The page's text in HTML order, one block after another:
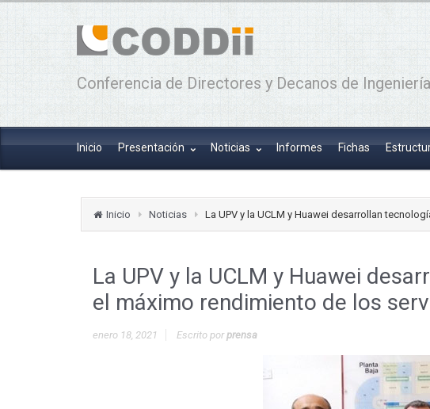
Conferencia de Directores y Decanos de
Inicio Presentación Noticias Informes Fichas
Inicio Noticias La UPV y la UCLM y Huawei desarrollan
La UPV y la UCLM y Huawei
el máximo rendimiento de los
enero 18, 2021 Escrito porprensa